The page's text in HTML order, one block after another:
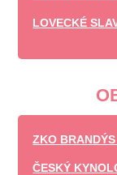
LOVECKÉ
ZKO
ČESKÝ